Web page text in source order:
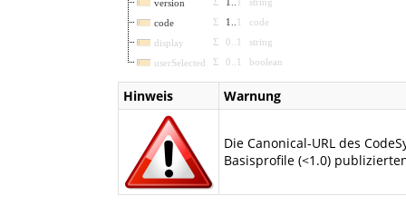
version
code
Σ 1 1
code
display
Σ 0 1
string
userSelected
Σ 0 1 boolean
Hinweis Warnung
Die Canonical-URL des
Basisprofile (<1.0)